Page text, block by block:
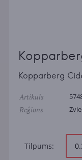
Kopparberg
Artikuls
Reģions
Tilpums: